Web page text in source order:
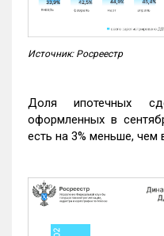
Источник: Росреестр
Доля ипотечных
оформленных в
есть на 3% меньше, чем